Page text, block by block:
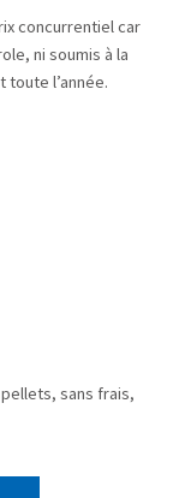
concurrentiel car
ni soumis à la
l’année.
sans frais,